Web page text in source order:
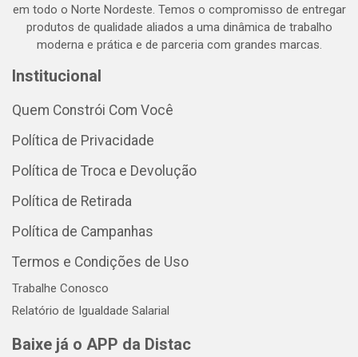
em todo o Norte Nordeste. Temos o compromisso de entregar
produtos de qualidade aliados a uma dinâmica de trabalho
moderna e prática e de parceria com grandes marcas.
Institucional
Quem Constrói Com Você
Política de Privacidade
Política de Troca e Devolução
Política de Retirada
Política de Campanhas
Termos e Condições de Uso
Trabalhe Conosco
Relatório de Igualdade Salarial
Baixe já o APP da Distac